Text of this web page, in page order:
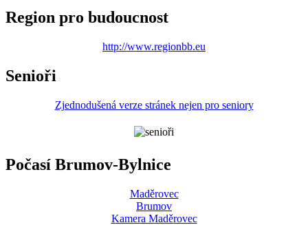
Region pro budoucnost
http://www.regionbb.eu
Senioři
Zjednodušená verze stránek nejen pro seniory
Počasí Brumov-Bylnice
Maděrovec
Brumov
Kamera Maděrovec